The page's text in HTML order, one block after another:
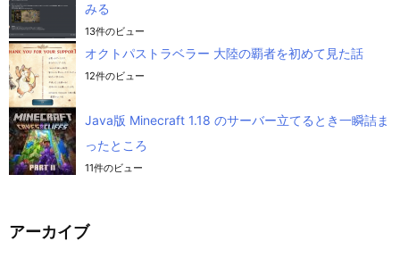
みる
13件のビュー
オクトパストラベラー 大陸の覇者を初めて見た話
12件のビュー
Java版 Minecraft 1.18 のサーバー立てるとき一瞬詰ま
ったところ
11件のビュー
アーカイブ